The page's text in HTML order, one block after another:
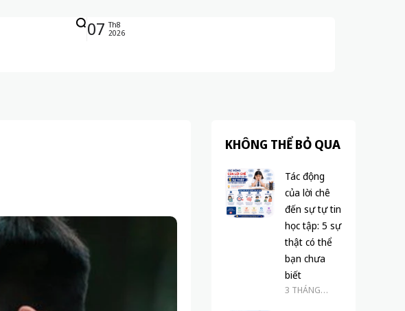
07 Th8
2026
KHÔNG THỂ BỎ QUA
Tác động
của lời chê
đến sự tự tin
học tập: 5 sự
thật có thể
bạn chưa
biết
3 THÁNG